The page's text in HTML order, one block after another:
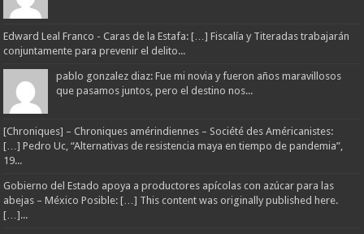
Edward Leal Franco - Caras de la Estafa: […] Fiscalía y Titeradas trabajarán
conjuntamente para prevenir el delito...
pablo gonzalez diaz: Fue mi novia y fueron años maravillosos
que pasamos juntos, pero el destino nos...
[Chroniques] – Chroniques amérindiennes – Société des Américanistes:
[…] Pedro Uc, “Alternativas de resistencia maya en tiempo de pandemia”,
19...
Gobierno del Estado apoya a productores apícolas con azúcar para las
abejas – México Posible: […] This content was originally published here.
[…]...